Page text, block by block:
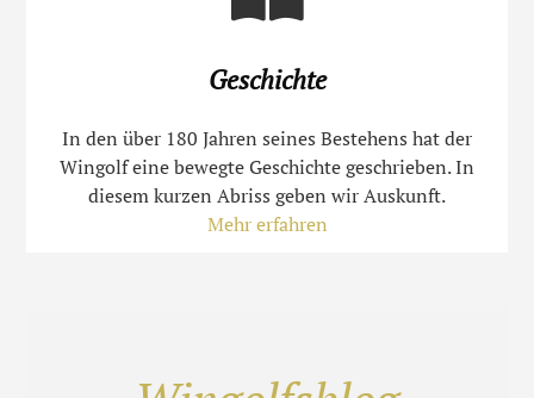
Geschichte
In den über 180 Jahren seines Bestehens hat der
Wingolf eine bewegte Geschichte geschrieben. In
diesem kurzen Abriss geben wir Auskunft.
Mehr erfahren